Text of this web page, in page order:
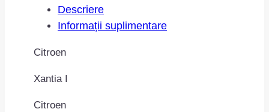
Descriere
Informații suplimentare
Citroen
Xantia I
Citroen